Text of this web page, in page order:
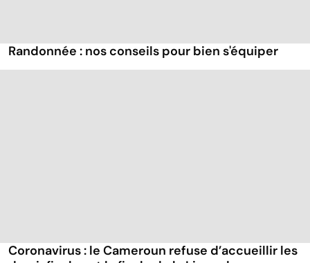
Randonnée : nos conseils pour bien s'équiper
Coronavirus : le Cameroun refuse d’accueillir les